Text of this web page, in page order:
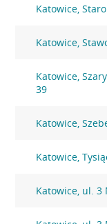
Katowice,
Katowice,
Katowice,
39
Katowice,
Katowice,
Katowice, ul. 3